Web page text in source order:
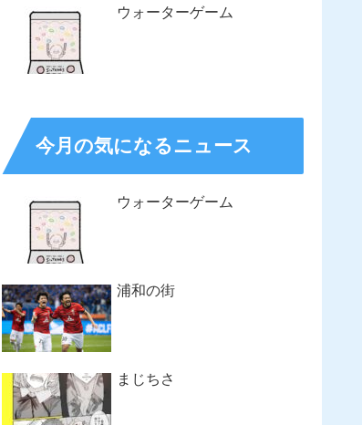
ウォーターゲーム
今月の気になるニュース
ウォーターゲーム
浦和の街
まじちさ